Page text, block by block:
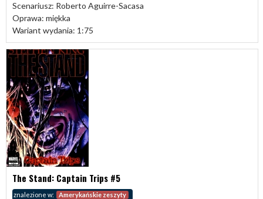
Scenariusz: Roberto Aguirre-Sacasa
Oprawa: miękka
Wariant wydania: 1:75
The Stand: Captain Trips #5
znalezione w: Amerykańskie zeszyty